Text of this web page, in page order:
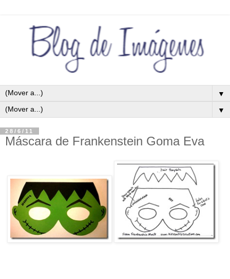
▼
▼
28/6/11
Máscara de Frankenstein Goma Eva